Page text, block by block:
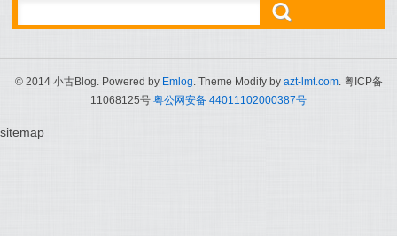
ő
© 2014 小古Blog. Powered by Emlog. Theme Modify by azt-lmt.com. 粤ICP备
11068125号 粤公网安备 44011102000387号
sitemap